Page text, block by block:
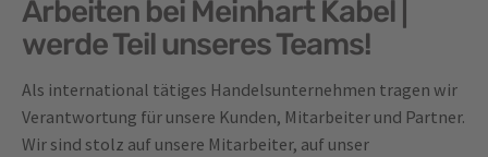
Arbeiten bei Meinhart Kabel |
werde Teil unseres Teams!
Als international tätiges Handelsunternehmen tragen wir
Verantwortung für unsere Kunden, Mitarbeiter und Partner.
Wir sind stolz auf unsere Mitarbeiter, auf unser